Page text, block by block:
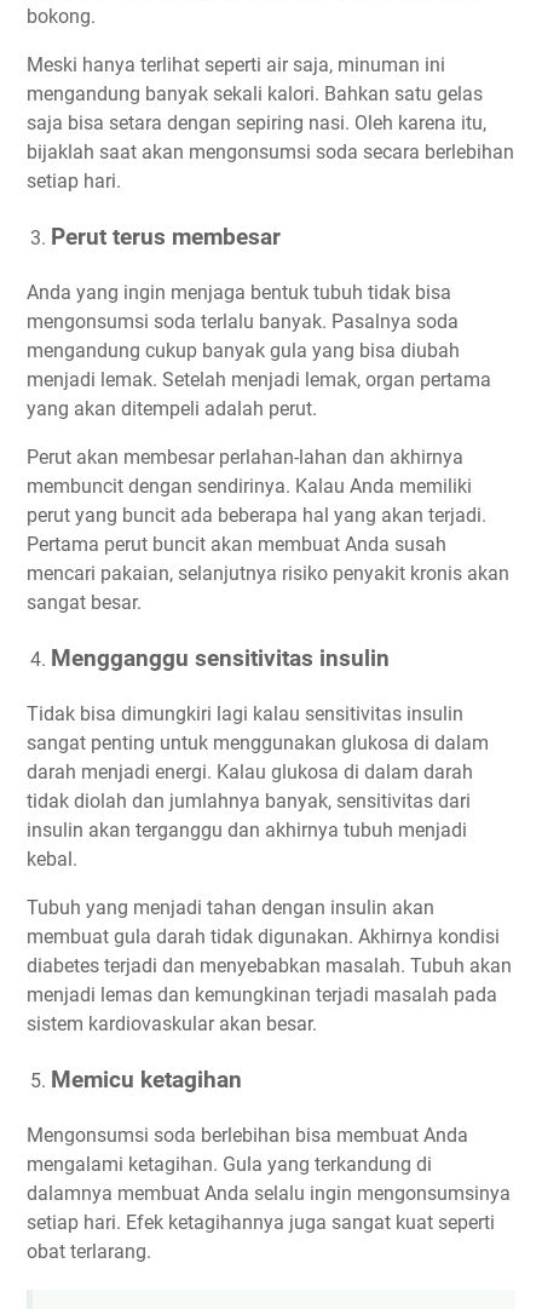
bokong.
Meski hanya terlihat seperti air saja, minuman ini
mengandung banyak sekali kalori. Bahkan satu gelas
saja bisa setara dengan sepiring nasi. Oleh karena itu,
bijaklah saat akan mengonsumsi soda secara berlebihan
setiap hari.
Perut terus membesar
Anda yang ingin menjaga bentuk tubuh tidak bisa
mengonsumsi soda terlalu banyak. Pasalnya soda
mengandung cukup banyak gula yang bisa diubah
menjadi lemak. Setelah menjadi lemak, organ pertama
yang akan ditempeli adalah perut.
Perut akan membesar perlahan-lahan dan akhirnya
membuncit dengan sendirinya. Kalau Anda memiliki
perut yang buncit ada beberapa hal yang akan terjadi.
Pertama perut buncit akan membuat Anda susah
mencari pakaian, selanjutnya risiko penyakit kronis akan
sangat besar.
Mengganggu sensitivitas insulin
Tidak bisa dimungkiri lagi kalau sensitivitas insulin
sangat penting untuk menggunakan glukosa di dalam
darah menjadi energi. Kalau glukosa di dalam darah
tidak diolah dan jumlahnya banyak, sensitivitas dari
insulin akan terganggu dan akhirnya tubuh menjadi
kebal.
Tubuh yang menjadi tahan dengan insulin akan
membuat gula darah tidak digunakan. Akhirnya kondisi
diabetes terjadi dan menyebabkan masalah. Tubuh akan
menjadi lemas dan kemungkinan terjadi masalah pada
sistem kardiovaskular akan besar.
Memicu ketagihan
Mengonsumsi soda berlebihan bisa membuat Anda
mengalami ketagihan. Gula yang terkandung di
dalamnya membuat Anda selalu ingin mengonsumsinya
setiap hari. Efek ketagihannya juga sangat kuat seperti
obat terlarang.